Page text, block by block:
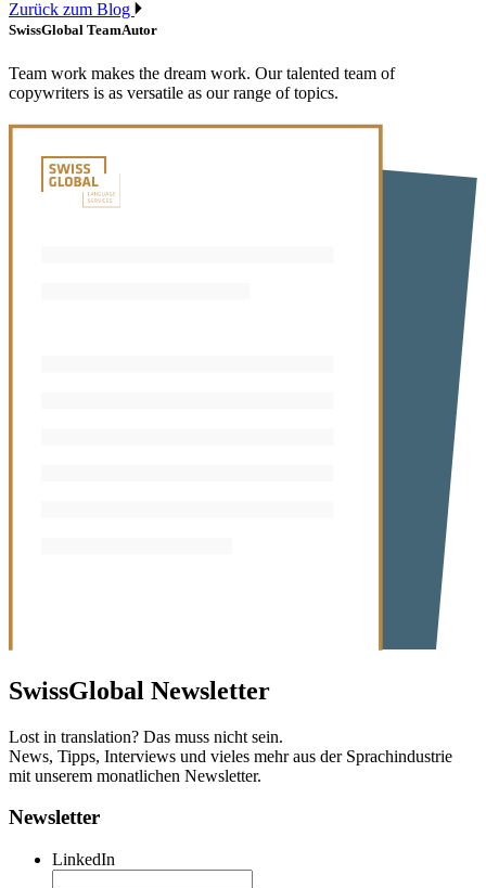
Zurück zum Blog
SwissGlobal TeamAutor
Team work makes the dream work. Our talented team of
copywriters is as versatile as our range of topics.
SwissGlobal Newsletter
Lost in translation? Das muss nicht sein.
News, Tipps, Interviews und vieles mehr aus der Sprachindustrie
mit unserem monatlichen Newsletter.
Newsletter
LinkedIn